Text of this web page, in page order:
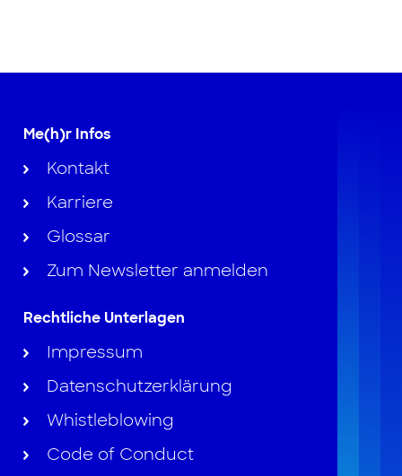
Me(h)r Infos
Kontakt
Karriere
Glossar
Zum Newsletter anmelden
Rechtliche Unterlagen
Impressum
Datenschutzerklärung
Whistleblowing
Code of Conduct